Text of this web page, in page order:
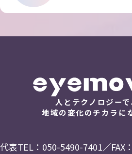
人とテクノロジーで
地域の変化のチカラに
代表TEL： 050-5490-7401／FAX